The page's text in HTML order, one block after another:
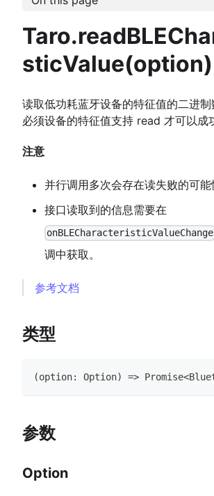
sticValue(option)
读取低功耗蓝牙设备的特征值的二进制
必须设备的特征值支持 read 才可以成
注意
并行调用多次会存在读失败的可能
接口读取到的信息需要在
onBLECharacteristicValueChange
调中获取。
参考文档
类型
(option: Option) => Promise<
参数
Option